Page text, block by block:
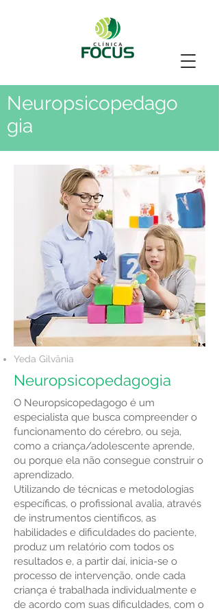
Neuropsicopedago
gia
Yeda Gilvânia
Neuropsicopedagogia
O Neuropsicopedagogo é um
especialista que busca compreender o
funcionamento do cérebro, ou seja,
como a criança/adolescente aprende,
ou porque ela não consegue construir o
aprendizado.
Utilizando de técnicas e metodologias
específicas, o profissional avalia, através
de instrumentos científicos, as
habilidades e dificuldades do paciente,
produz um relatório com todos os
resultados e, a partir daí, inicia-se o
processo de intervenção, onde cada
criança é trabalhada individualmente e
de acordo com suas dificuldades, com o